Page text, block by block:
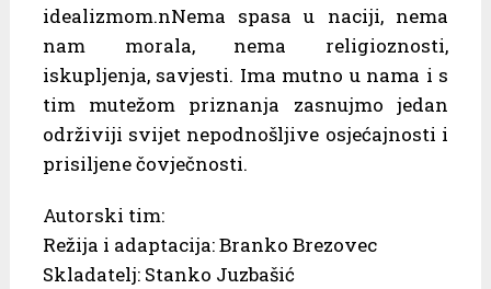
idealizmom.nNema spasa u naciji, nema
nam morala, nema religioznosti,
iskupljenja, savjesti. Ima mutno u nama i s
tim mutežom priznanja zasnujmo jedan
održiviji svijet nepodnošljive osjećajnosti i
prisiljene čovječnosti.
Autorski tim:
Režija i adaptacija: Branko Brezovec
Skladatelj: Stanko Juzbašić